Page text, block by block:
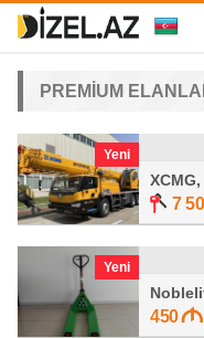
PREMİUM
Yeni
7
Yeni
450